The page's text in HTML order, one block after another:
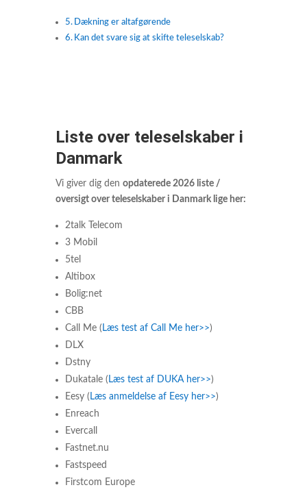
Dækning er altafgørende
Kan det svare sig at skifte teleselskab?
Liste over teleselskaber i
Danmark
Vi giver dig den opdaterede 2026 liste /
oversigt over teleselskaber i Danmark lige her:
2talk Telecom
3 Mobil
5tel
Altibox
Bolig:net
CBB
Call Me ( Læs test af Call Me her>>)
DLX
Dstny
Dukatale ( Læs test af DUKA her>>)
Eesy ( Læs anmeldelse af Eesy her>>)
Enreach
Evercall
Fastnet.nu
Fastspeed
Firstcom Europe